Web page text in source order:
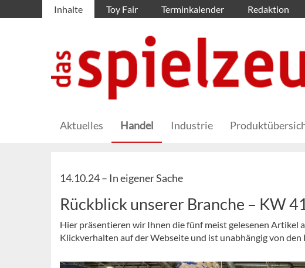
Inhalte Toy Fair Terminkalender Redaktion
Aktuelles Handel Industrie
14.10.24 – In eigener Sache
Rückblick unserer Branche – KW
Hier präsentieren wir Ihnen die fünf meist gelesenen Artikel
Klickverhalten auf der Webseite und ist unabhängig von den